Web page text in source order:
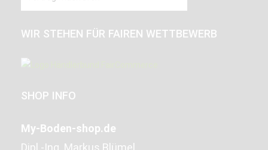
WIR STEHEN FÜR FAIREN WETTBEWERB
SHOP INFO
My-Boden-shop.de
Dipl.-Ing. Markus Blümel